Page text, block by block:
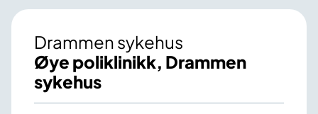
Drammen sykehus
Øye poliklinikk, Drammen
sykehus